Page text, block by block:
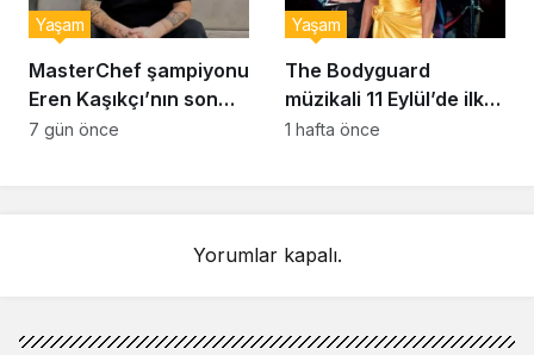
MasterChef şampiyonu
Eren Kaşıkçı’nın son
anlarındaki kahreden
Yaşam
7 gün önce
The Bodyguard
müzikali 11 Eylül’de ilk
kez Türkiye’de
Yaşam
1 hafta önce
Yorumlar kapalı.